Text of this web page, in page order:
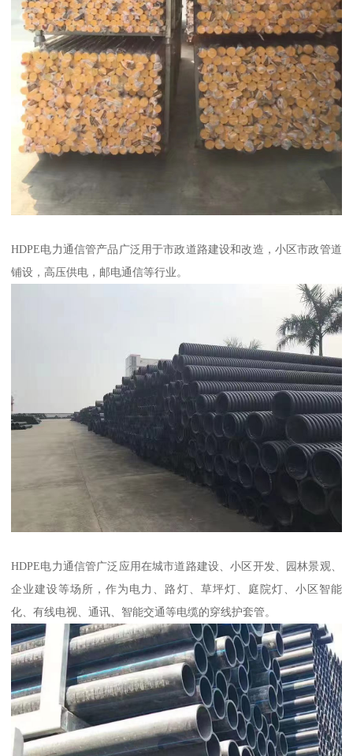
HDPE电力通信管产品广泛用于市政道路建设和改造，小区市政管道
铺设，高压供电，邮电通信等行业。
HDPE电力通信管广泛应用在城市道路建设、小区开发、园林景观、
企业建设等场所，作为电力、路灯、草坪灯、庭院灯、小区智能
化、有线电视、通讯、智能交通等电缆的穿线护套管。